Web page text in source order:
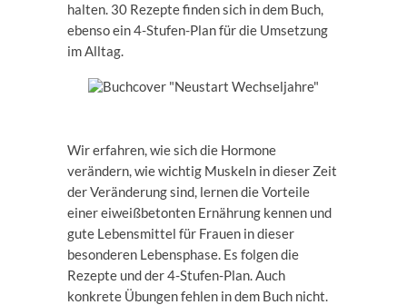
halten. 30 Rezepte finden sich in dem Buch,
ebenso ein 4-Stufen-Plan für die Umsetzung
im Alltag.
Wir erfahren, wie sich die Hormone
verändern, wie wichtig Muskeln in dieser Zeit
der Veränderung sind, lernen die Vorteile
einer eiweißbetonten Ernährung kennen und
gute Lebensmittel für Frauen in dieser
besonderen Lebensphase. Es folgen die
Rezepte und der 4-Stufen-Plan. Auch
konkrete Übungen fehlen in dem Buch nicht.